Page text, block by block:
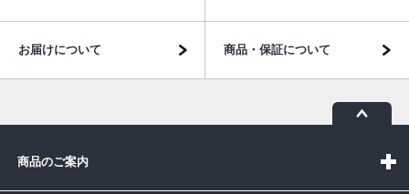
お届けについて 商品・保証について
商品のご案内